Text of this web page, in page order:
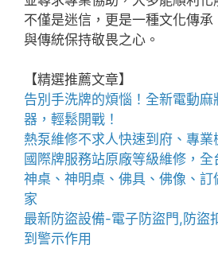
不僅是迷信，更是一種文化傳
與傳統保持敬畏之心。
【精選推薦文章】
告別手洗牌的煩惱！全新電動麻
器，輕鬆開戰！
熱泵維修不求人快速到府、專
國際牌服務站原廠等級維修，全
神桌、 神明桌 、 佛具 、佛像、訂
家
最新防盜設備-電子防盜門, 防盜
到警示作用